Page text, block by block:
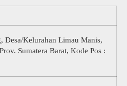
Desa/Kelurahan Limau Manis,
Sumatera Barat, Kode Pos :